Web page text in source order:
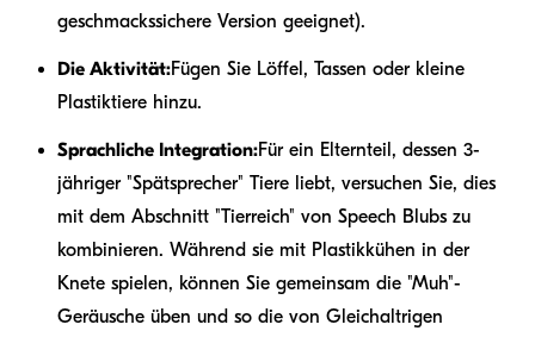
geschmackssichere Version geeignet).
Die Aktivität:Fügen Sie Löffel, Tassen oder kleine
Plastiktiere hinzu.
Sprachliche Integration:Für ein Elternteil, dessen 3-
jähriger "Spätsprecher" Tiere liebt, versuchen Sie, dies
mit dem Abschnitt "Tierreich" von Speech Blubs zu
kombinieren. Während sie mit Plastikkühen in der
Knete spielen, können Sie gemeinsam die "Muh"-
Geräusche üben und so die von Gleichaltrigen